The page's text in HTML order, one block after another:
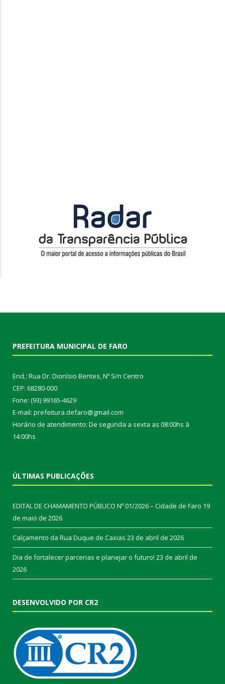
PREFEITURA MUNICIPAL DE FARO
End.: Rua Dr. Dionísio Bentes, Nº S/n Centro
CEP: 68280-000
Fone: (93) 99165-4629
E-mail: prefeitura.defaro@gmail.com
Horário de atendimento: De segunda a sexta as 08:00hs à
14:00hs
ÚLTIMAS PUBLICAÇÕES
EDITAL DE CHAMAMENTO PÚBLICO Nº 01/2026 – Cidade de Faro 19
de maio de 2026
Calçamento da Rua Duque de Caxias 23 de abril de 2026
Dia de fortalecer parcerias e planejar o futuro! 23 de abril de
2026
DESENVOLVIDO POR CR2